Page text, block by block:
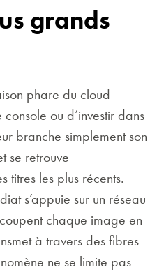
grands
phare du cloud
ou d’investir dans
branche simplement son
se retrouve
titres les plus récents.
s’appuie sur un réseau
chaque image en
à travers des fibres
ne se limite pas